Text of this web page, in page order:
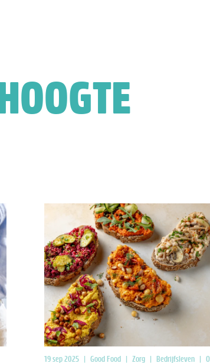
19 sep 2025 | Good Food | Zorg | Bedrijfsleven |